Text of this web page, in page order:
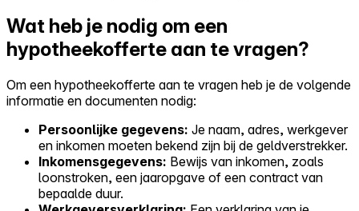
Wat heb je nodig om een
hypotheekofferte aan te vragen?
Om een hypotheekofferte aan te vragen heb je de volgende
informatie en documenten nodig:
Persoonlijke gegevens: Je naam, adres, werkgever
en inkomen moeten bekend zijn bij de geldverstrekker.
Inkomensgegevens: Bewijs van inkomen, zoals
loonstroken, een jaaropgave of een contract van
bepaalde duur.